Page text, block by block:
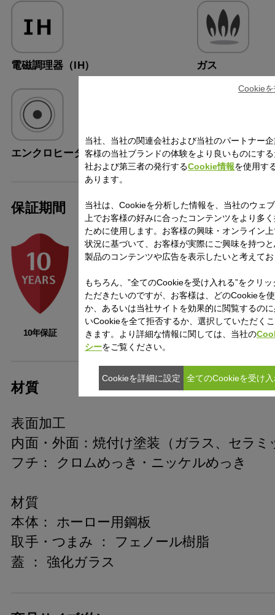
電磁調理器（IH） ガス
エンクロヒーター ラジエントヒー
保証期間
10年保証
材質
表面加工
内面・外面：焼付け塗装（ガラス、セラミ
フチ： クロムめっき・ニッケルめっき
材質
本体： ホーロー用鋼板
取手・つまみ ： フェノール樹脂
蓋 ： 強化ガラス
当社、当社の関連会社および当社のパートナー
客様の当社ブランドの体験をより良いものにす
社および第三者の発行するCookie情報を使用す
あります。
当社は、Cookieを分析した情報を、当社のウェ
上でお客様の好みに合ったコンテンツをより多
ために使用します。お客様の興味・オンライン
状況に基づいて、お客様が実際にご興味を持つ
製品のコンテンツや広告を表示したいと考えて
もちろん、”全てのCookieを受け入れる”をクリ
ただきたいのですが、お客様は、どのCookieを
か、あるいは当社サイトを効果的に閲覧するの
いCookieを全て拒否するか、選択していただく
きます。より詳細な情報に関しては、当社の
シーをご覧ください。
Cookie
Cookieを詳細に設定 全てのCookieを受け